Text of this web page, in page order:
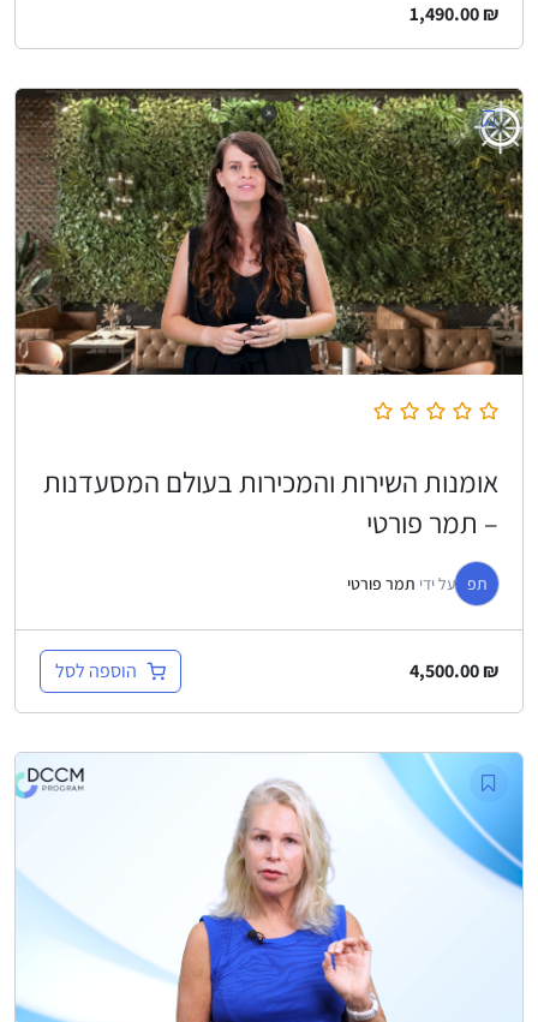
1,490.00₪
אומנות השירות והמכירות בעולם המסעדנות
– תמר פורטי
תפ על ידי תמר פורטי
4,500.00₪ הוספה לסל